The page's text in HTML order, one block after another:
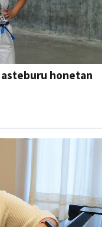
honetan